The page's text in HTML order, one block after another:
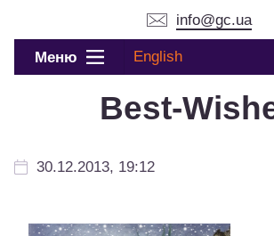
info@gc.ua
Меню English
Best-
30.12.2013, 19:12